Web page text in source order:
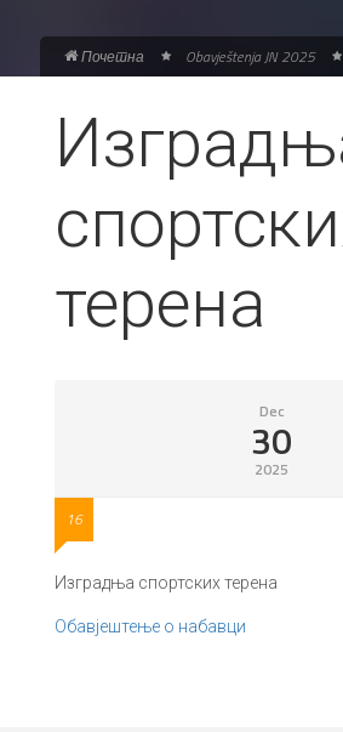
Почетна Obavještenja JN 2025
терена
Dec
30
2025
16
Изградња спортских терена
Обавјештење о набавци